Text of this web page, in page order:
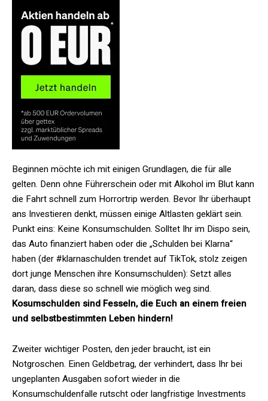
Beginnen möchte ich mit einigen Grundlagen, die für alle
gelten. Denn ohne Führerschein oder mit Alkohol im Blut kann
die Fahrt schnell zum Horrortrip werden. Bevor Ihr überhaupt
ans Investieren denkt, müssen einige Altlasten geklärt sein.
Punkt eins: Keine Konsumschulden. Solltet Ihr im Dispo sein,
das Auto finanziert haben oder die „Schulden bei Klarna“
haben (der #klarnaschulden trendet auf TikTok, stolz zeigen
dort junge Menschen ihre Konsumschulden): Setzt alles
daran, dass diese so schnell wie möglich weg sind.
Kosumschulden sind Fesseln, die Euch an einem freien
und selbstbestimmten Leben hindern!
Zweiter wichtiger Posten, den jeder braucht, ist ein
Notgroschen. Einen Geldbetrag, der verhindert, dass Ihr bei
ungeplanten Ausgaben sofort wieder in die
Konsumschuldenfalle rutscht oder langfristige Investments